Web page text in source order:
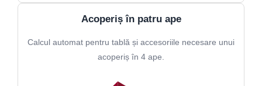
Acoperiș în patru ape
Calcul automat pentru tablă și accesoriile necesare unui
acoperiș în 4 ape.